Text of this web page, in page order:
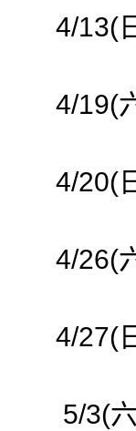
4/13(
4/19(
4/20(
4/26(
4/27(
5/3(